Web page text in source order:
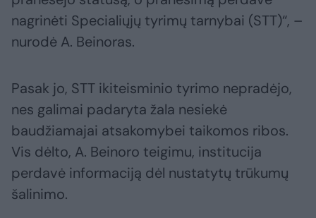
nagrinėti Specialiųjų tyrimų tarnybai (STT)“, –
nurodė A. Beinoras.
Pasak jo, STT ikiteisminio tyrimo nepradėjo,
nes galimai padaryta žala nesiekė
baudžiamajai atsakomybei taikomos ribos.
Vis dėlto, A. Beinoro teigimu, institucija
perdavė informaciją dėl nustatytų trūkumų
šalinimo.